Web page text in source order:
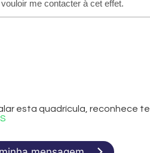
esta quadrícula, reconhece